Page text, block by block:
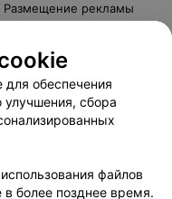
Размещение рекламы
Способы оплаты
103.by
данных
обеспечения
улучшения, сбора
файлов
в более позднее время.